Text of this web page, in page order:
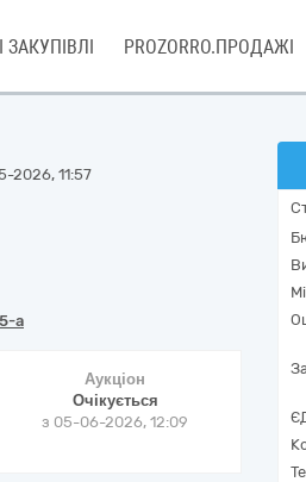
PROZORRO.ПРОДАЖІ
2026, 11:57
a
Аукціон
Очікується
з 05-06-2026, 12:09